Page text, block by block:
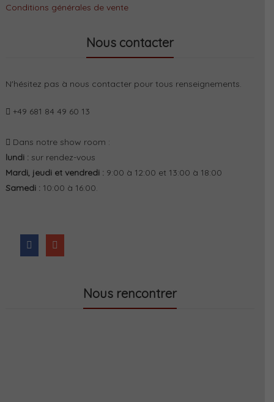
Conditions générales de vente
Nous contacter
N'hésitez pas à nous contacter pour tous renseignements.
+49 681 84 49 60 13
Dans notre show room :
lundi : sur rendez-vous
Mardi, jeudi et vendredi : 9:00 à 12:00 et 13:00 à 18:00
Samedi : 10:00 à 16:00.
Nous rencontrer